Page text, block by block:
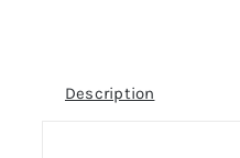
Description